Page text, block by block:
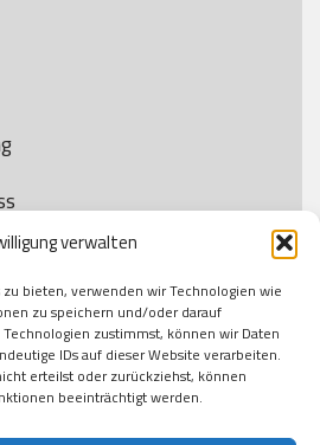
verwalten
bieten, verwenden wir Technologien wie
zu speichern und/oder darauf
zustimmst, können wir Daten
IDs auf dieser Website verarbeiten.
erteilst oder zurückziehst, können
beeinträchtigt werden.